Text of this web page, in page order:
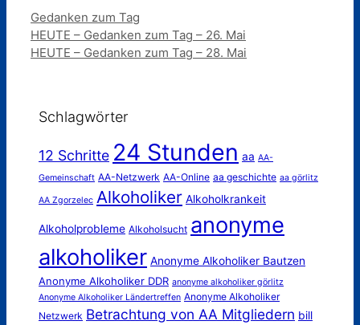
Kategorien
Gedanken zum Tag
HEUTE – Gedanken zum Tag – 26. Mai
HEUTE – Gedanken zum Tag – 28. Mai
Schlagwörter
12 Schritte 24 Stunden aa AA-
Gemeinschaft AA-Netzwerk AA-Online aa geschichte aa görlitz
AA Zgorzelec Alkoholiker Alkoholkrankeit
Alkoholprobleme Alkoholsucht anonyme
alkoholiker Anonyme Alkoholiker Bautzen
Anonyme Alkoholiker DDR anonyme alkoholiker görlitz
Anonyme Alkoholiker Ländertreffen Anonyme Alkoholiker
Netzwerk Betrachtung von AA Mitgliedern bill